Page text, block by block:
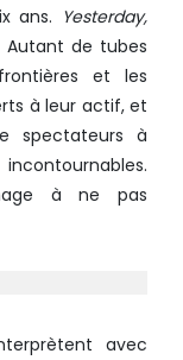
ans. Yesterday,
Autant de tubes
et les
à leur actif, et
spectateurs à
à ne pas
avec